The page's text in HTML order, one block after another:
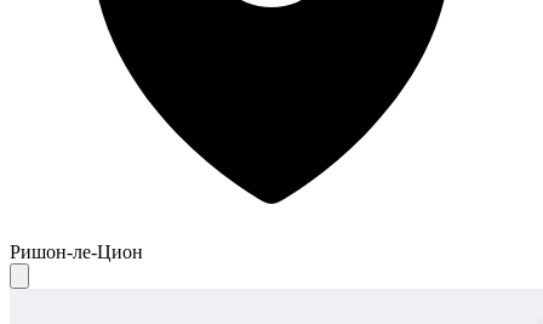
Ришон-ле-Цион